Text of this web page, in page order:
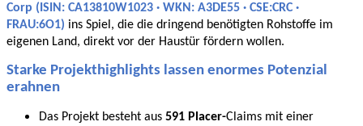
Corp (ISIN: CA13810W1023 · WKN: A3DE55 · CSE:CRC ·
FRAU:6O1) ins Spiel, die die dringend benötigten Rohstoffe im
eigenen Land, direkt vor der Haustür fördern wollen.
Starke Projekthighlights lassen enormes Potenzial
erahnen
Das Projekt besteht aus 591 Placer-Claims mit einer